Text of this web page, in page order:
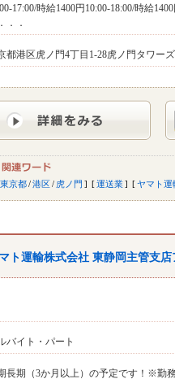
17:00/時給1400円10:00-18:00/時給
．．
都港区虎ノ門4丁目1-28虎ノ門タワー
東京都/港区/ 虎ノ門 運送業 ヤマト運
ト運輸株式会社 東静岡主管支店
バイト・パート
長期（3か月以上）の予定です！※勤